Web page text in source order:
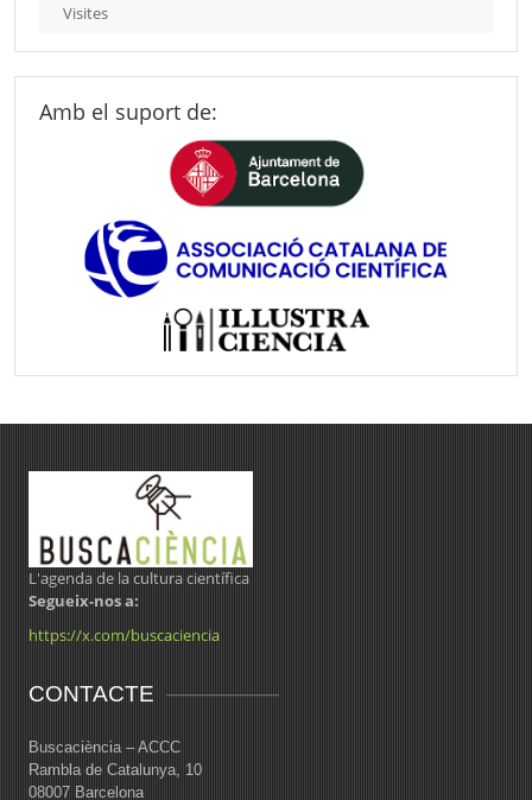
Visites
Amb el suport de:
L'agenda de la cultura científica
Segueix-nos a:
https://x.com/buscaciencia
CONTACTE
Buscaciència – ACCC
Rambla de Catalunya, 10
08007 Barcelona